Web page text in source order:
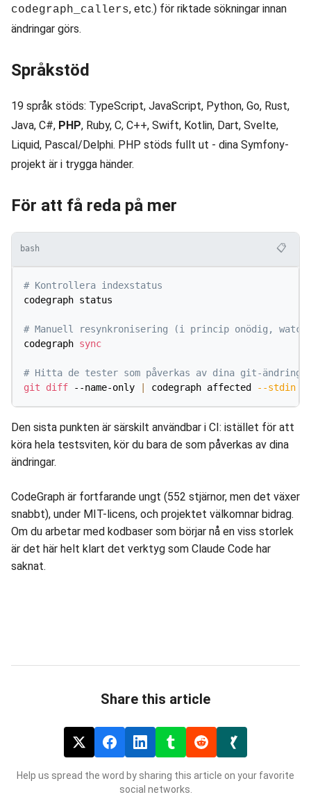
codegraph_callers, etc.) för riktade sökningar innan
ändringar görs.
Språkstöd
19 språk stöds: TypeScript, JavaScript, Python, Go, Rust,
Java, C#, PHP, Ruby, C, C++, Swift, Kotlin, Dart, Svelte,
Liquid, Pascal/Delphi. PHP stöds fullt ut - dina Symfony-
projekt är i trygga händer.
För att få reda på mer
bash 📋
# Kontrollera indexstatus
codegraph status
# Manuell resynkronisering (i princip onödig,
codegraph sync
# Hitta de tester som påverkas av dina git-
git
diff --name-only codegraph affected --stdin
Den sista punkten är särskilt användbar i CI: istället för att
köra hela testsviten, kör du bara de som påverkas av dina
ändringar.
CodeGraph är fortfarande ungt (552 stjärnor, men det växer
snabbt), under MIT-licens, och projektet välkomnar bidrag.
Om du arbetar med kodbaser som börjar nå en viss storlek
är det här helt klart det verktyg som Claude Code har
saknat.
Share this article
Help us spread the word by sharing this article on your favorite
social networks.